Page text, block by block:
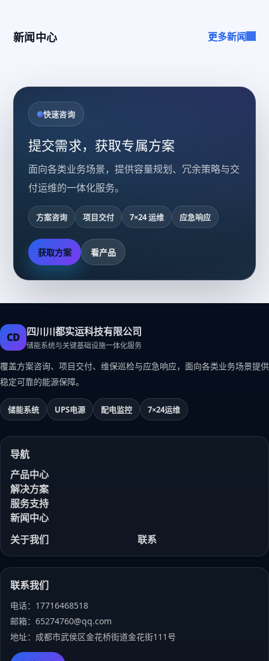
新闻中心 更多新闻
快速咨询
提交需求，获取专属方案
面向各类业务场景，提供容量规划、冗余策略与交
付运维的一体化服务。
方案咨询 项目交付 7×24 运维 应急响应
获取方案 看产品
CD 四川川都实运科技有限公司
储能系统与关键基础设施一体化服务
覆盖方案咨询、项目交付、维保巡检与应急响应，面向各类业务场景提供
稳定可靠的能源保障。
储能系统 UPS电源 配电监控 7×24运维
导航
产品中心
解决方案
服务支持
新闻中心
关于我们
联系
联系我们
电话：17716468518
邮箱：65274760@qq.com
地址：成都市武侯区金花桥街道金花街111号